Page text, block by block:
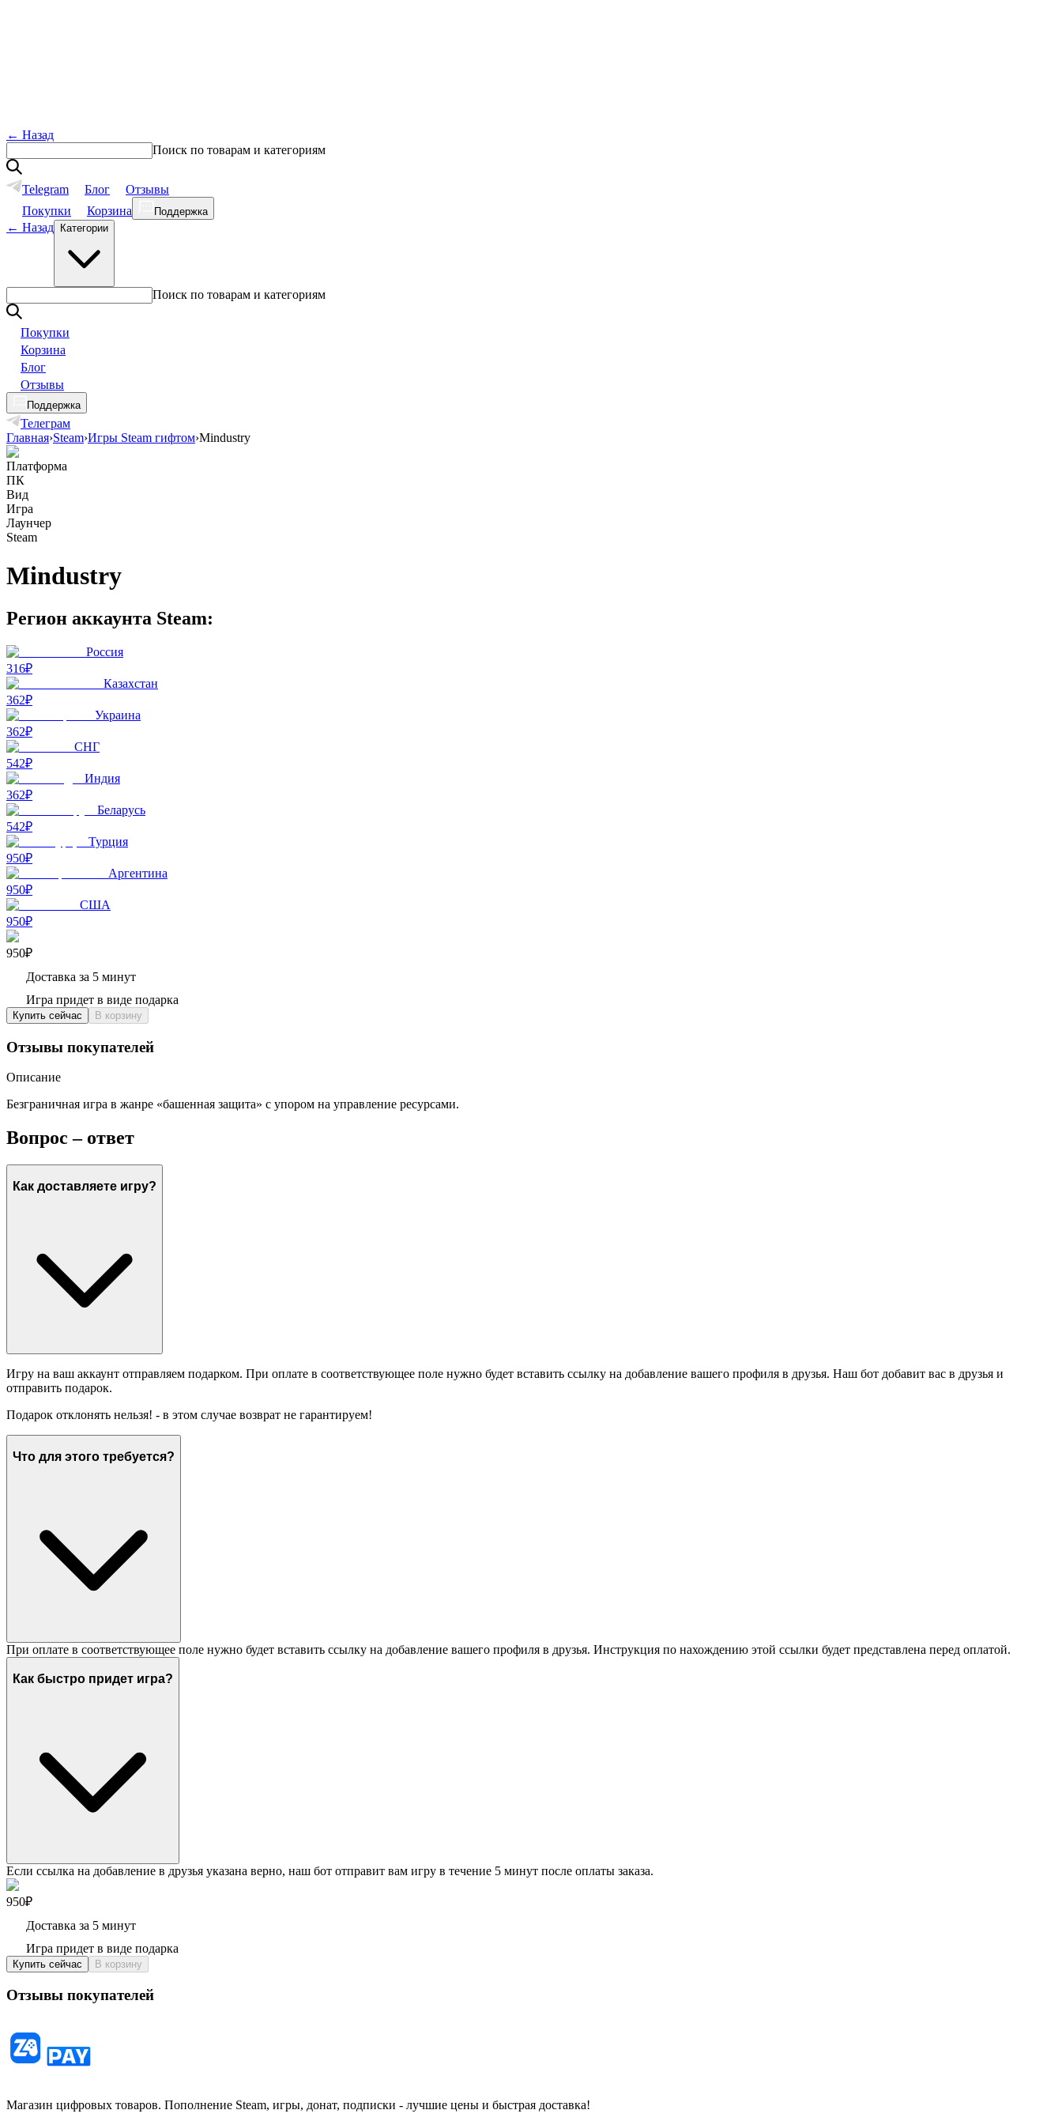
← Назад
Поиск по товарам и категориям
Telegram Блог
Отзывы
Покупки
Корзина Поддержка
← Назад Категории
Поиск по товарам и категориям
Покупки
Корзина
Блог
Отзывы
Поддержка
Телеграм
Главная›Steam›Игры Steam гифтом›Mindustry
Платформа
ПК
Вид
Игра
Лаунчер
Steam
Mindustry
Регион аккаунта Steam:
Россия
316₽
Казахстан
362₽
Украина
362₽
СНГ
542₽
Индия
362₽
Беларусь
542₽
Турция
950₽
Аргентина
950₽
США
950₽
950₽
Доставка за 5 минут
Игра придет в виде подарка
Купить сейчас В корзину
Отзывы покупателей
Описание
Безграничная игра в жанре «башенная защита» с упором на управление ресурсами.
Вопрос – ответ
Как доставляете игру?
Игру на ваш аккаунт отправляем подарком. При оплате в соответствующее поле нужно будет вставить ссылку на добавление вашего профиля в друзья. Наш бот добавит вас в друзья и
отправить подарок.
Подарок отклонять нельзя! - в этом случае возврат не гарантируем!
Что для этого требуется?
При оплате в соответствующее поле нужно будет вставить ссылку на добавление вашего профиля в друзья. Инструкция по нахождению этой ссылки будет представлена перед оплатой.
Как быстро придет игра?
Если ссылка на добавление в друзья указана верно, наш бот отправит вам игру в течение 5 минут после оплаты заказа.
950₽
Доставка за 5 минут
Игра придет в виде подарка
Купить сейчас В корзину
Отзывы покупателей
Магазин цифровых товаров. Пополнение Steam, игры, донат, подписки - лучшие цены и быстрая доставка!